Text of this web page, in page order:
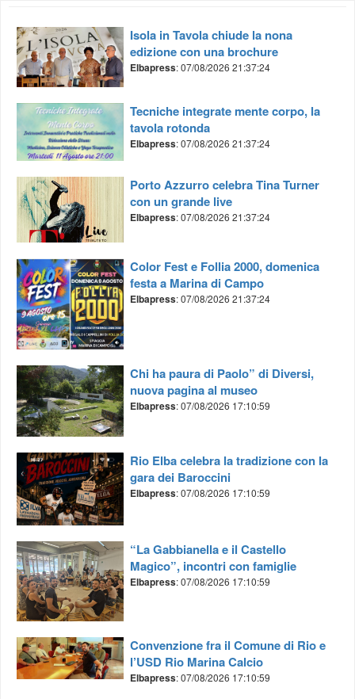
Isola in Tavola chiude la nona
edizione con una brochure
Elbapress: 07/08/2026 21:37:24
Tecniche integrate mente corpo, la
tavola rotonda
Elbapress: 07/08/2026 21:37:24
Porto Azzurro celebra Tina Turner
con un grande live
Elbapress: 07/08/2026 21:37:24
Color Fest e Follia 2000, domenica
festa a Marina di Campo
Elbapress: 07/08/2026 21:37:24
Chi ha paura di Paolo” di Diversi,
nuova pagina al museo
Elbapress: 07/08/2026 17:10:59
Rio Elba celebra la tradizione con la
gara dei Baroccini
Elbapress: 07/08/2026 17:10:59
“La Gabbianella e il Castello
Magico”, incontri con famiglie
Elbapress: 07/08/2026 17:10:59
Convenzione fra il Comune di Rio e
l’USD Rio Marina Calcio
Elbapress: 07/08/2026 17:10:59